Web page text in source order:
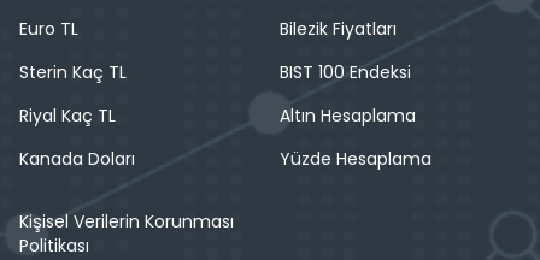
Euro TL
Sterin Kaç TL
Riyal Kaç TL
Kanada Doları
Bilezik Fiyatları
BIST 100 Endeksi
Altın Hesaplama
Yüzde Hesaplama
Kişisel Verilerin Korunması
Politikası